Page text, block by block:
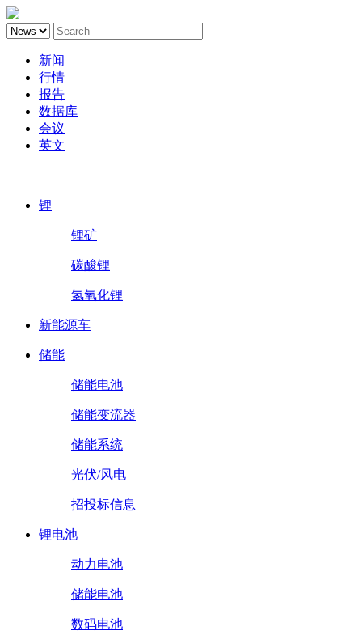
新闻
行情
报告
数据库
会议
英文
锂
锂矿
碳酸锂
氢氧化锂
新能源车
储能
储能电池
储能变流器
储能系统
光伏/风电
招投标信息
锂电池
动力电池
储能电池
数码电池